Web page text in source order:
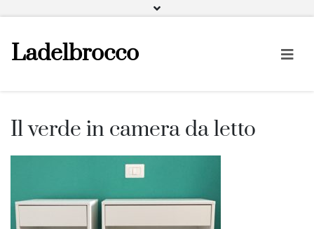
Facebook
Ladelbrocco
Il verde in camera da letto